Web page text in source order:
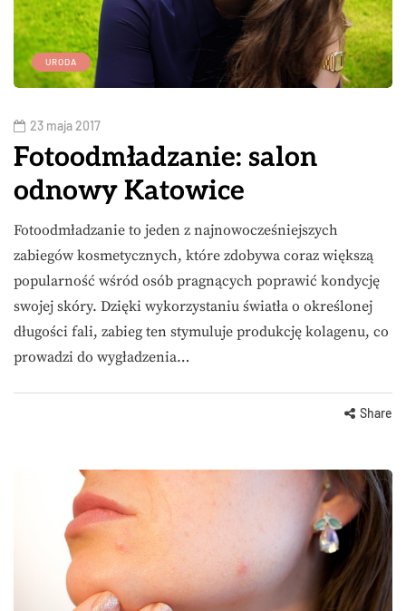
URODA
23 maja 2017
Fotoodmładzanie: salon
odnowy Katowice
Fotoodmładzanie to jeden z najnowocześniejszych
zabiegów kosmetycznych, które zdobywa coraz większą
popularność wśród osób pragnących poprawić kondycję
swojej skóry. Dzięki wykorzystaniu światła o określonej
długości fali, zabieg ten stymuluje produkcję kolagenu, co
prowadzi do wygładzenia…
Share